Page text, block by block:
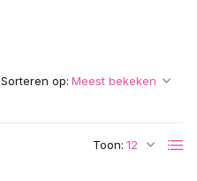
Toon:
Sorteren op: